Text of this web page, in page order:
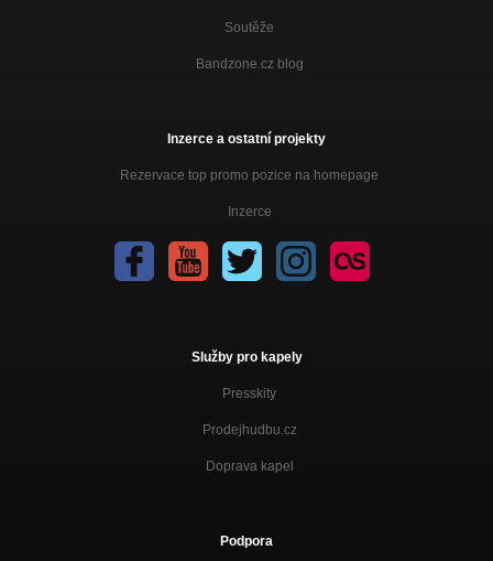
Soutěže
Bandzone.cz blog
Inzerce a ostatní projekty
Rezervace top promo pozice na homepage
Inzerce
Služby pro kapely
Presskity
Prodejhudbu.cz
Doprava kapel
Podpora